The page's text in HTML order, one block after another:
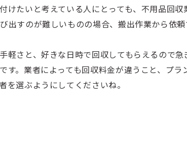
けたいと考えている人にとっても、不用品回収
出すのが難しいものの場合、搬出作業から依
軽さと、好きな日時で回収してもらえるので
す。業者によっても回収料金が違うこと、プ
を選ぶようにしてくださいね。